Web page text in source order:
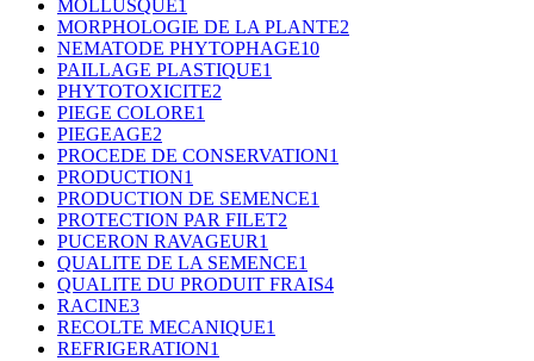
MOLLUSQUE1
MORPHOLOGIE DE LA PLANTE2
NEMATODE PHYTOPHAGE10
PAILLAGE PLASTIQUE1
PHYTOTOXICITE2
PIEGE COLORE1
PIEGEAGE2
PROCEDE DE CONSERVATION1
PRODUCTION1
PRODUCTION DE SEMENCE1
PROTECTION PAR FILET2
PUCERON RAVAGEUR1
QUALITE DE LA SEMENCE1
QUALITE DU PRODUIT FRAIS4
RACINE3
RECOLTE MECANIQUE1
REFRIGERATION1